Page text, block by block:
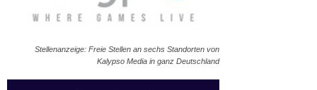
Stellenanzeige: Freie Stellen an sechs Standorten von
Kalypso Media in ganz Deutschland